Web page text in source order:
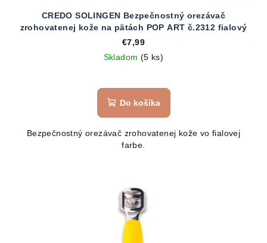
CREDO SOLINGEN Bezpečnostný orezávač
zrohovatenej kože na pätách POP ART č.2312 fialový
€7,99
Skladom (5 ks)
Do košíka
Bezpečnostný orezávač zrohovatenej kože vo fialovej
farbe.